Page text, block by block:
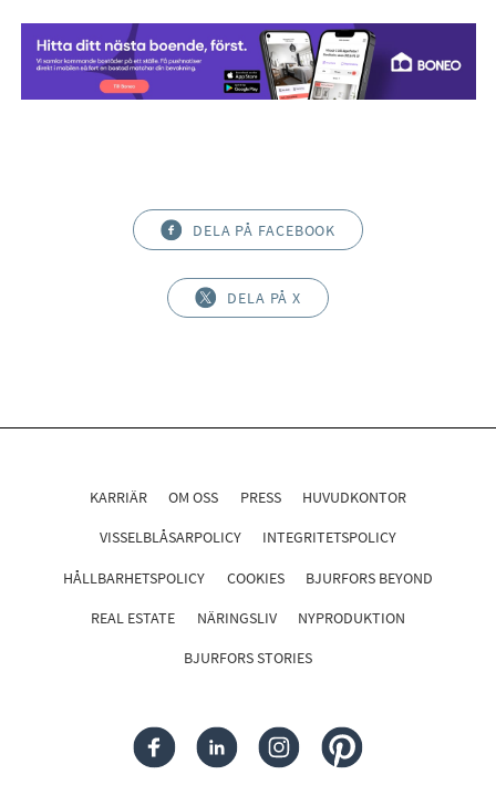
DELA PÅ FACEBOOK
DELA PÅ X
KARRIÄR OM OSS PRESS HUVUDKONTOR
VISSELBLÅSARPOLICY INTEGRITETSPOLICY
HÅLLBARHETSPOLICY COOKIES BJURFORS BEYOND
REAL ESTATE NÄRINGSLIV NYPRODUKTION
BJURFORS STORIES